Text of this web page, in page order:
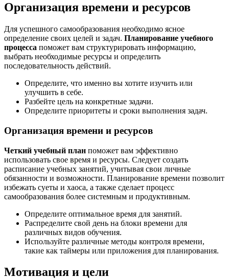
Организация времени и ресурсов
Для успешного самообразования необходимо ясное
определение своих целей и задач. Планирование учебного
процесса поможет вам структурировать информацию,
выбрать необходимые ресурсы и определить
последовательность действий.
Определите, что именно вы хотите изучить или
улучшить в себе.
Разбейте цель на конкретные задачи.
Определите приоритеты и сроки выполнения задач.
Организация времени и ресурсов
Четкий учебный план поможет вам эффективно
использовать свое время и ресурсы. Следует создать
расписание учебных занятий, учитывая свои личные
обязанности и возможности. Планирование времени позволит
избежать суеты и хаоса, а также сделает процесс
самообразования более системным и продуктивным.
Определите оптимальное время для занятий.
Распределите свой день на блоки времени для
различных видов обучения.
Используйте различные методы контроля времени,
такие как таймеры или приложения для планирования.
Мотивация и цели